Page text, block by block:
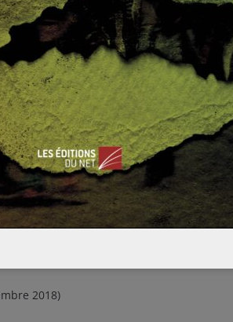
Han
Kuo-yu KMT )dans un fief
:l’engouement dont il a bénéficié
sur la vaste diffusion par Pékin de
de rumeurs à l’encontre de son
mai. Cette campagne de désinformation,
populiste » adopté par Han Kuo-yu, a pu
électorat dans l’escarcelle du KMT.Si,
parades militaires pour intimider les
par Moscou, et qui ne cesse de prouver
2018)